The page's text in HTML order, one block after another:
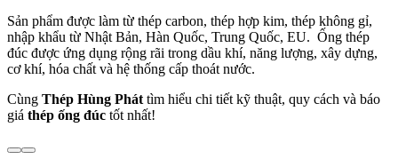
Sản phẩm được làm từ thép carbon, thép hợp kim, thép không gỉ,
nhập khẩu từ Nhật Bản, Hàn Quốc, Trung Quốc, EU. Ống thép
đúc được ứng dụng rộng rãi trong dầu khí, năng lượng, xây dựng,
cơ khí, hóa chất và hệ thống cấp thoát nước.
Cùng Thép Hùng Phát tìm hiểu chi tiết kỹ thuật, quy cách và báo
giá thép ống đúc tốt nhất!